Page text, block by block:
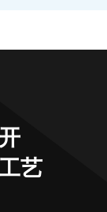
艺